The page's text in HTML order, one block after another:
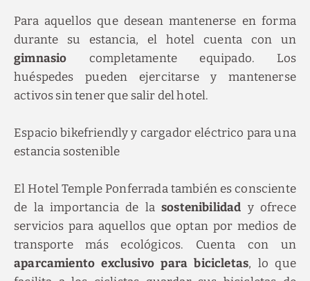
Para aquellos que desean mantenerse en forma
durante su estancia, el hotel cuenta con un
gimnasio completamente equipado. Los
huéspedes pueden ejercitarse y mantenerse
activos sin tener que salir del hotel.
Espacio bikefriendly y cargador eléctrico para una
estancia sostenible
El Hotel Temple Ponferrada también es consciente
de la importancia de lasostenibilidad y ofrece
servicios para aquellos que optan por medios de
transporte más ecológicos. Cuenta con un
aparcamiento exclusivo para bicicletas, lo que